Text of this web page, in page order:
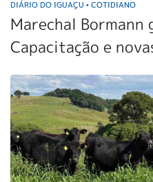
DIÁRIO DO IGUAÇU • COTIDIANO
Marechal Bormann
Capacitação e